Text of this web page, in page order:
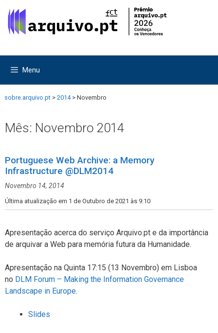
para
para
Menu
sobre.arquivo.pt > 2014> Novembro
Mês: Novembro 2014
Portuguese Web Archive: a Memory
Infrastructure @DLM2014
Novembro 14, 2014
Última atualização em 1 de Outubro de 2021 às 9:10
Apresentação acerca do serviço Arquivo.pt e da importância
de arquivar a Web para memória futura da Humanidade.
Apresentação na Quinta 17:15 (13 Novembro) em Lisboa
no DLM Forum – Making the Information Governance
Landscape in Europe.
Slides